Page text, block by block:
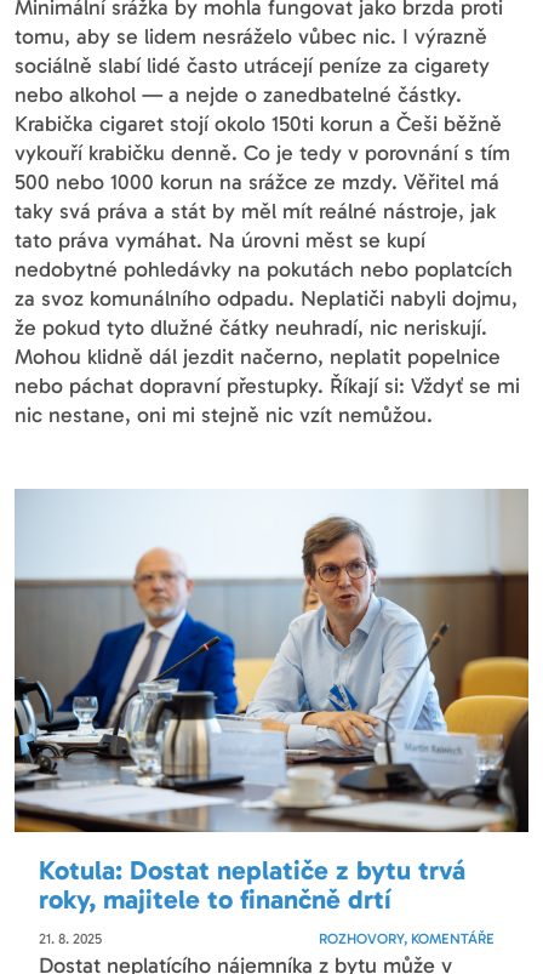
Minimální srážka by mohla fungovat jako brzda proti
tomu, aby se lidem nesráželo vůbec nic. I výrazně
sociálně slabí lidé často utrácejí peníze za cigarety
nebo alkohol — a nejde o zanedbatelné částky.
Krabička cigaret stojí okolo 150ti korun a Češi běžně
vykouří krabičku denně. Co je tedy v porovnání s tím
500 nebo 1000 korun na srážce ze mzdy. Věřitel má
taky svá práva a stát by měl mít reálné nástroje, jak
tato práva vymáhat. Na úrovni měst se kupí
nedobytné pohledávky na pokutách nebo poplatcích
za svoz komunálního odpadu. Neplatiči nabyli dojmu,
že pokud tyto dlužné čátky neuhradí, nic neriskují.
Mohou klidně dál jezdit načerno, neplatit popelnice
nebo páchat dopravní přestupky. Říkají si: Vždyť se mi
nic nestane, oni mi stejně nic vzít nemůžou.
Kotula: Dostat neplatiče z bytu trvá
roky, majitele to finančně drtí
21. 8. 2025 ROZHOVORY, KOMENTÁŘE
Dostat neplatícího nájemníka z bytu může v